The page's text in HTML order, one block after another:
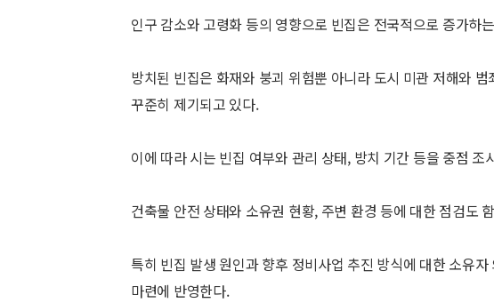
인구 감소와 고령화 등의 영향으로 빈집은 전국적으로 증가하
방치된 빈집은 화재와 붕괴 위험뿐 아니라 도시 미관 저해와
꾸준히 제기되고 있다.
이에 따라 시는 빈집 여부와 관리 상태, 방치 기간 등을 중점 조
건축물 안전 상태와 소유권 현황, 주변 환경 등에 대한 점검도
특히 빈집 발생 원인과 향후 정비사업 추진 방식에 대한 소유
마련에 반영한다.